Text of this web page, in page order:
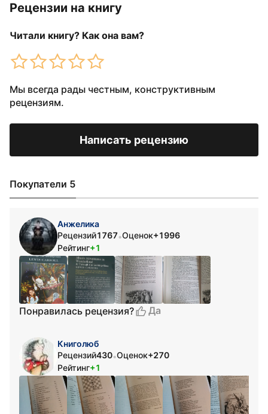
Рецензии на книгу
Читали книгу? Как она вам?
Мы всегда рады честным, конструктивным
рецензиям.
Написать рецензию
Покупатели 5
Анжелика
Рецензий1767•Оценок+1996
Рейтинг+1
Понравилась рецензия? Да
Книголюб
Рецензий430•Оценок+270
Рейтинг+1